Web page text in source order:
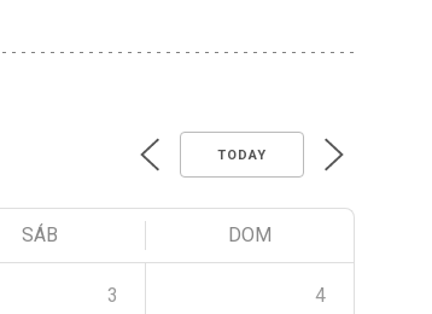
TODAY
SÁB DOM
3 4